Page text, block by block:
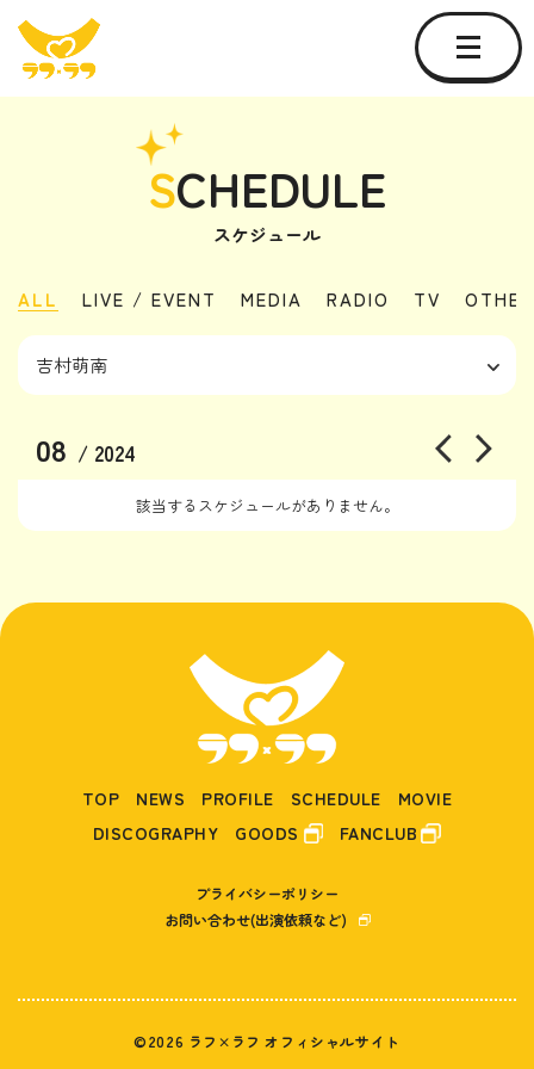
SCHEDULE
スケジュール
ALL LIVE / EVENT MEDIA RADIO TV OTHER
08 / 2024
該当するスケジュールがありません。
TOP NEWS PROFILE SCHEDULE
MOVIE
DISCOGRAPHY
GOODS FANCLUB
プライバシーポリシー
お問い合わせ(出演依頼など)
©2026 ラフ×ラフ オフィシャルサイト